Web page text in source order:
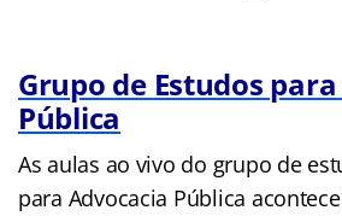
Grupo de Estudos
Pública
As aulas ao vivo do grupo de
para Advocacia Pública